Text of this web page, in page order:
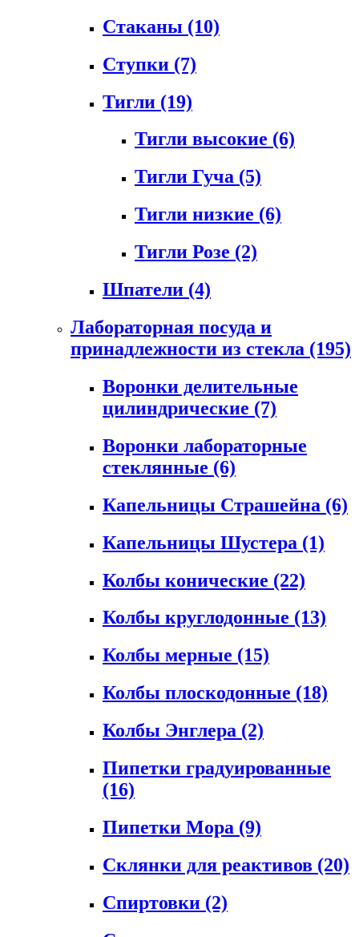
Стаканы (10)
Ступки (7)
Тигли (19)
Тигли высокие (6)
Тигли Гуча (5)
Тигли низкие (6)
Тигли Розе (2)
Шпатели (4)
Лабораторная посуда и
принадлежности из стекла (195)
Воронки делительные
цилиндрические (7)
Воронки лабораторные
стеклянные (6)
Капельницы Страшейна (6)
Капельницы Шустера (1)
Колбы конические (22)
Колбы круглодонные (13)
Колбы мерные (15)
Колбы плоскодонные (18)
Колбы Энглера (2)
Пипетки градуированные
(16)
Пипетки Мора (9)
Склянки для реактивов (20)
Спиртовки (2)